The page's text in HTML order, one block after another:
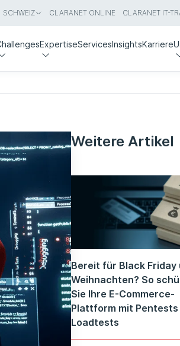
SCHWEIZ CLARANET ONLINE CLARANET IT-
ExpertiseServicesInsightsKarriere
Weitere Artikel
Bereit für Black Friday
Weihnachten? So
Sie Ihre E-Commerce-
Plattform mit Pentests
Loadtests